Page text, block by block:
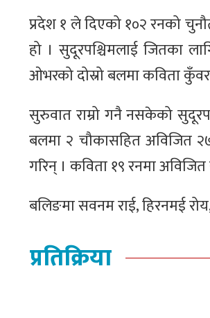
प्रदेश १ ले दिएको १०२ रनको
हो । सुदूरपश्चिमलाई जितका
ओभरको दोस्रो बलमा कविता
सुरुवात राम्रो गनै नसकेको
बलमा २ चौकासहित अविजित
गरिन् । कविता १९ रनमा अविजित
बलिङमा सवनम राई, हिरनमई
प्रतिक्रिया